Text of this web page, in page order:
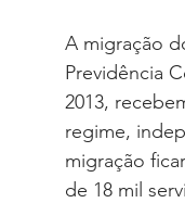
A migração
Previdência
2013,
regime,
migração
de 18 mil